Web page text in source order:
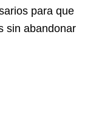
para que
sin abandonar